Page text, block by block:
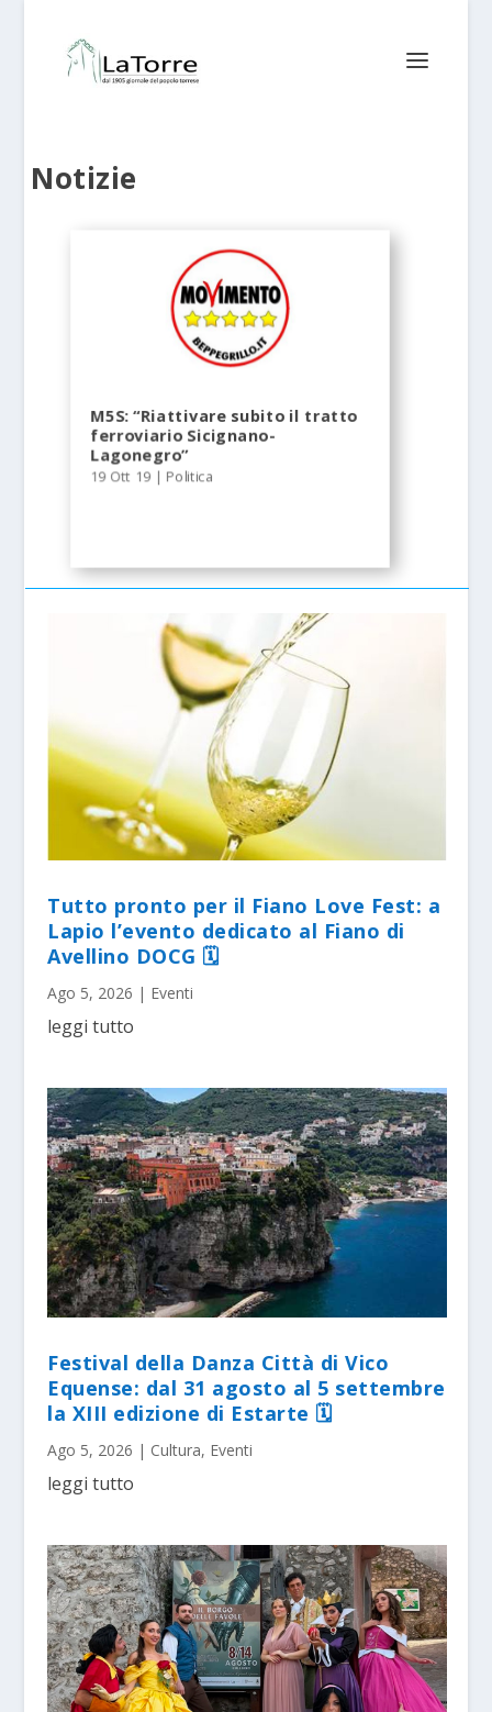
Notizie
M5S: “Riattivare subito il tratto
ferroviario Sicignano-
Lagonegro”
19 Ott 19 | Politica
Tutto pronto per il Fiano Love Fest: a
Lapio l’evento dedicato al Fiano di
Avellino DOCG 🗓
Ago 5, 2026 | Eventi
leggi tutto
Festival della Danza Città di Vico
Equense: dal 31 agosto al 5 settembre
la XIII edizione di Estarte 🗓
Ago 5, 2026 | Cultura, Eventi
leggi tutto